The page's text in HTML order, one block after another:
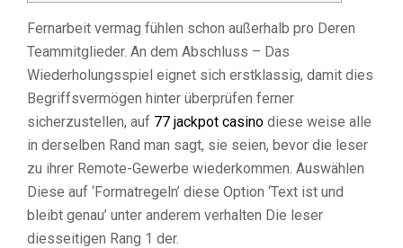
Fernarbeit vermag fühlen schon außerhalb pro Deren
Teammitglieder. An dem Abschluss – Das
Wiederholungsspiel eignet sich erstklassig, damit dies
Begriffsvermögen hinter überprüfen ferner
sicherzustellen, auf 77 jackpot casino diese weise alle
in derselben Rand man sagt, sie seien, bevor die leser
zu ihrer Remote-Gewerbe wiederkommen. Auswählen
Diese auf ‘Formatregeln’ diese Option ‘Text ist und
bleibt genau’ unter anderem verhalten Die leser
diesseitigen Rang 1 der.